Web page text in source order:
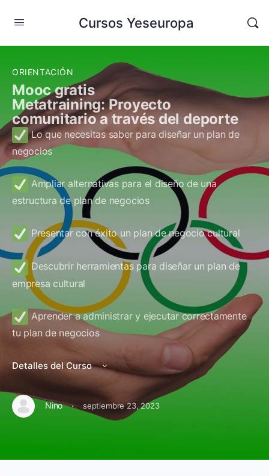
Cursos Yeseuropa
ORIENTACIÓN
Mooc gratis
Metatraining: Proyecto
comunitario a través del deporte
Lo que necesitas saber para diseñar un plan de
negocios
Ampliar alternativas para el diseño de una
estructura de plan de negocios
Presentar con éxito un plan de negocio cultural
Descubrir herramientas para diseñar un plan de
empresa cultural
Aprender a administrar y ejecutar correctamente
tu plan de negocios
Detalles del Curso
Nino · septiembre 23, 2023